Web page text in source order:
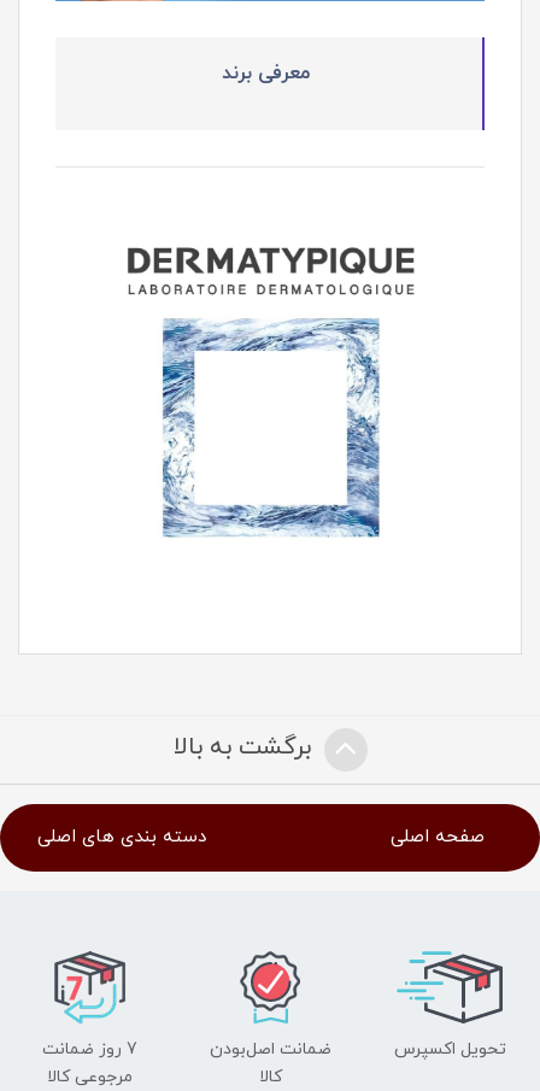
معرفی برند
برگشت به بالا
صفحه اصلی دسته بندی های اصلی
تحویل اکسپرس
ضمانت اصل‌بودن
کالا
7 روز ضمانت
مرجوعی کالا